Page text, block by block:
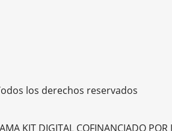
los derechos reservados
KIT DIGITAL COFINANCIADO